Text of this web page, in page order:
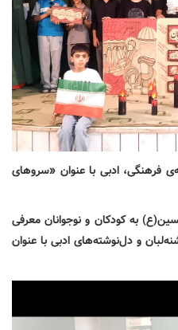
فرهنگی، ادبی با عنوان «سروهای
به کودکان و نوجوانان معرفی
و دل‌نوشته‌های ادبی با عنوان